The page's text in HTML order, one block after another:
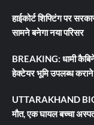
हाईकोर्ट शिफ्टिंग पर
सामने बनेगा नया परिसर
BREAKING: धामी
हेक्टेयर भूमि उपलब्ध
UTTARAKHAND BIG
मौत, एक घायल बच्चा